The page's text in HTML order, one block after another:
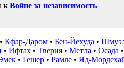
к Войне за независимость
• Кфар-Даром • Бен-Йехуда •
• Ифтах • Тверия • Метла • Осада •
• Гешер • Рамле • Яд-